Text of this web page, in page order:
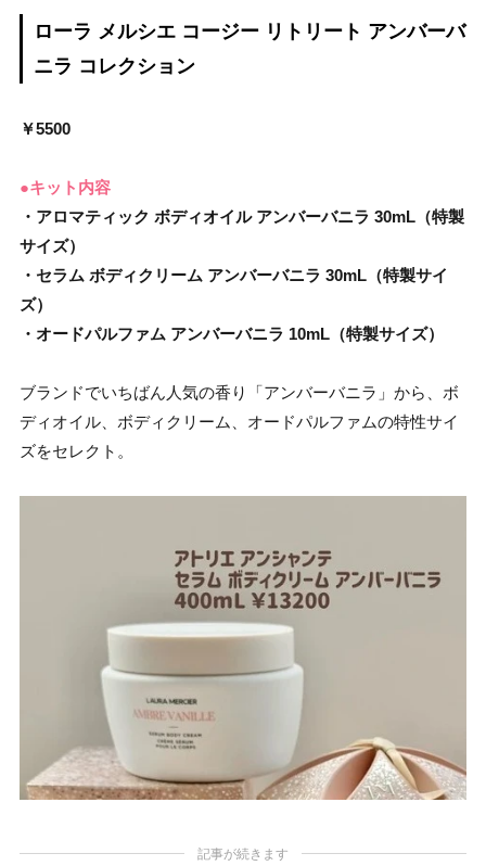
ローラ メルシエ コージー リトリート アンバーバ
ニラ コレクション
￥5500
●キット内容
・アロマティック ボディオイル アンバーバニラ 30mL（特製
サイズ）
・セラム ボディクリーム アンバーバニラ 30mL（特製サイ
ズ）
・オードパルファム アンバーバニラ 10mL（特製サイズ）
ブランドでいちばん人気の香り「アンバーバニラ」から、ボ
ディオイル、ボディクリーム、オードパルファムの特性サイ
ズをセレクト。
記事が続きます